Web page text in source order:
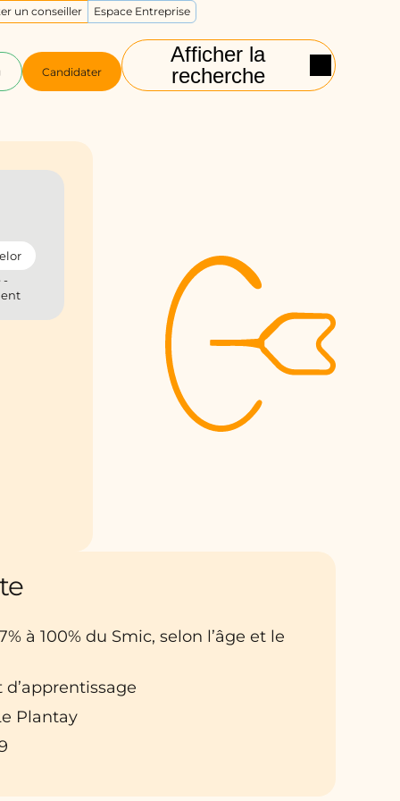
Afficher la
recherche
Candidater
un conseiller Espace Entreprise
-
à 100% du Smic, selon l’âge et le
Plantay